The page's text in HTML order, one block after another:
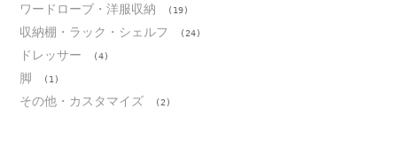
ワードローブ・洋服収納 (19)
収納棚・ラック・シェルフ (24)
ドレッサー (4)
脚 (1)
その他・カスタマイズ (2)